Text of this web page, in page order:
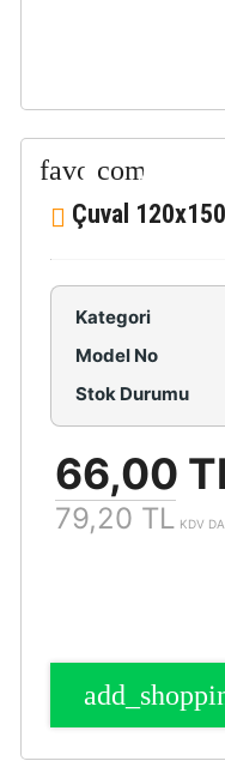
Çuval
Kategori
Model No
Stok Durumu
66,00
79,20 TL KDV